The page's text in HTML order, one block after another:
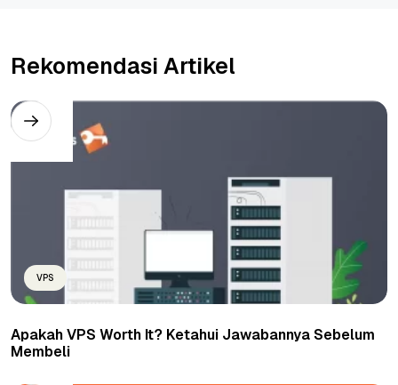
Rekomendasi Artikel
VPS
Apakah VPS Worth It? Ketahui Jawabannya Sebelum
Membeli